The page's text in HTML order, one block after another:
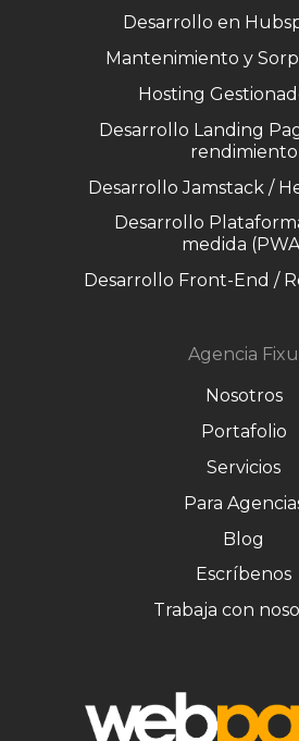
Desarrollo en
Mantenimiento y
Hosting
Desarrollo Landing
rendimiento
Desarrollo Jamstack /
Desarrollo
medida
Desarrollo Front-End /
Agencia Fixu
Nosotros
Portafolio
Servicios
Para
Blog
Escríbenos
Trabaja con